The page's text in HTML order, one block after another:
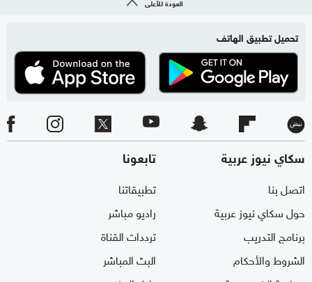
العودة للأعلى
تحميل تطبيق الهاتف
سكاي نيوز عربية
اتصل بنا
حول سكاي نيوز عربية
برنامج التدريب
الشروط والأحكام
تابعونا
تطبيقاتنا
راديو مباشر
ترددات القناة
البث المباشر